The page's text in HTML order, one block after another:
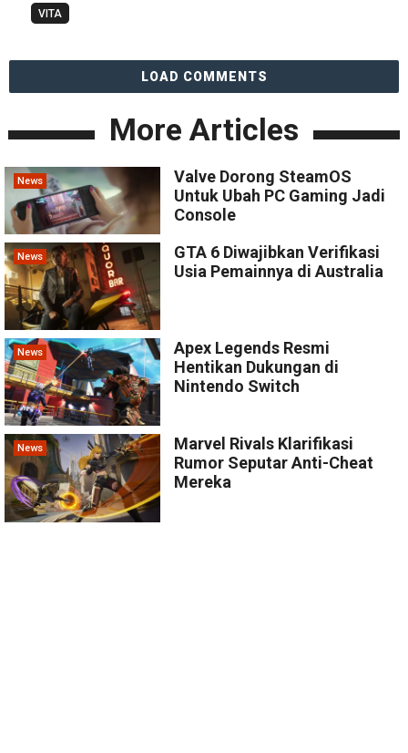
VITA
LOAD COMMENTS
More Articles
News
Valve Dorong SteamOS
Untuk Ubah PC Gaming Jadi
Console
News
GTA 6 Diwajibkan Verifikasi
Usia Pemainnya di Australia
News
Apex Legends Resmi
Hentikan Dukungan di
Nintendo Switch
News
Marvel Rivals Klarifikasi
Rumor Seputar Anti-Cheat
Mereka